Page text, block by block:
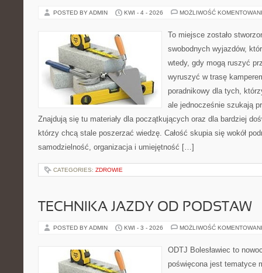
POSTED BY ADMIN KWI - 4 - 2026 MOŻLIWOŚĆ
To miejsce zostało
swobodnych wyjazdów,
wtedy, gdy mogą ruszyć
wyruszyć w trasę
poradnikowy dla tych,
ale jednocześnie szukają
Znajdują się tu materiały dla początkujących oraz dla bardziej
którzy chcą stale poszerzać wiedzę. Całość skupia się wokół
samodzielność, organizacja i umiejętność […]
CATEGORIES: ZDROWIE
TECHNIKA JAZDY OD PODSTAW
POSTED BY ADMIN KWI - 3 - 2026 MOŻLIWOŚĆ
ODTJ Bolesławiec to
poświęcona jest tematyce